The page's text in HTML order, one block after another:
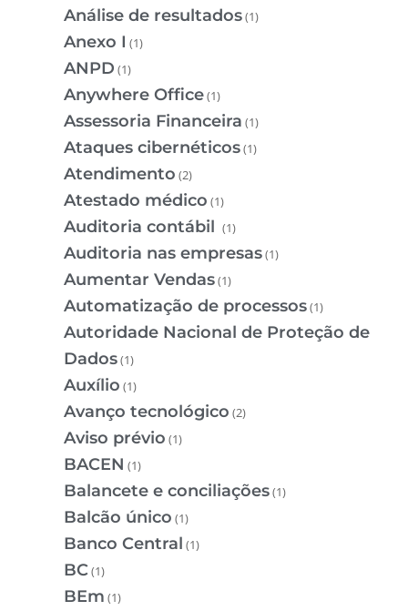
Análise de resultados(1)
Anexo I (1)
ANPD (1)
Anywhere Office(1)
Assessoria Financeira (1)
Ataques cibernéticos(1)
Atendimento (2)
Atestado médico (1)
Auditoria contábil (1)
Auditoria nas empresas(1)
Aumentar Vendas(1)
Automatização de processos(1)
Autoridade Nacional de Proteção de
Dados(1)
Auxílio (1)
Avanço tecnológico (2)
Aviso prévio (1)
BACEN (1)
Balancete e conciliações(1)
Balcão único (1)
Banco Central (1)
BC(1)
BEm (1)